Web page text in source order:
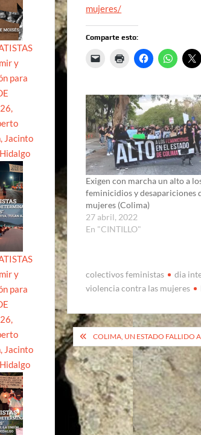
mujeres/
Comparte esto:
Exigen con marcha un alto a
feminicidios y desapariciones
mujeres (Colima)
27 abril, 2022
En "CINTILLO"
colectivos feministas dia
violencia contra las mujeres
Navegación
de
entradas
COLIMA, UN ESTADO FALLIDO
y
para
Jacinto
y
para
Jacinto